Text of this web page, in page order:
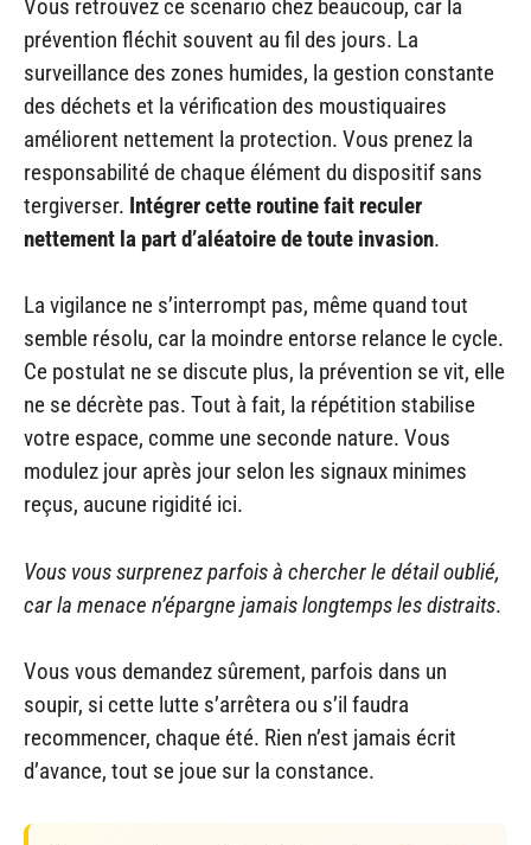
Vous retrouvez ce scenario chez beaucoup, car la
prévention fléchit souvent au fil des jours. La
surveillance des zones humides, la gestion constante
des déchets et la vérification des moustiquaires
améliorent nettement la protection. Vous prenez la
responsabilité de chaque élément du dispositif sans
tergiverser. Intégrer cette routine fait reculer
nettement la part d’aléatoire de toute invasion.
La vigilance ne s’interrompt pas, même quand tout
semble résolu, car la moindre entorse relance le cycle.
Ce postulat ne se discute plus, la prévention se vit, elle
ne se décrète pas. Tout à fait, la répétition stabilise
votre espace, comme une seconde nature. Vous
modulez jour après jour selon les signaux minimes
reçus, aucune rigidité ici.
Vous vous surprenez parfois à chercher le détail oublié,
car la menace n’épargne jamais longtemps les distraits.
Vous vous demandez sûrement, parfois dans un
soupir, si cette lutte s’arrêtera ou s’il faudra
recommencer, chaque été. Rien n’est jamais écrit
d’avance, tout se joue sur la constance.